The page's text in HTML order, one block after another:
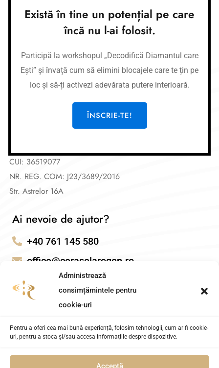
Administrează
consimțămintele pentru
cookie-uri
Pentru a oferi cea mai bună experiență, folosim tehnologii, cum ar fi cookie-
uri, pentru a stoca și/sau accesa informațiile despre dispozitive.
Acceptă
Link-uri utile
Meditații
Afirmații
Workshop-uri
CUI: 36519077
NR. REG. COM: J23/3689/2016
Str. Astrelor 16A
Ai nevoie de ajutor?
+40 761 145 580
office@ceraselarogen.ro
Există în tine un potențial pe care
încă nu l-ai folosit.
Participă la workshopul „Decodifică Diamantul care
Ești” și învață cum să elimini blocajele care te țin pe
loc și să-ți activezi adevărata putere interioară.
ÎNSCRIE-TE!